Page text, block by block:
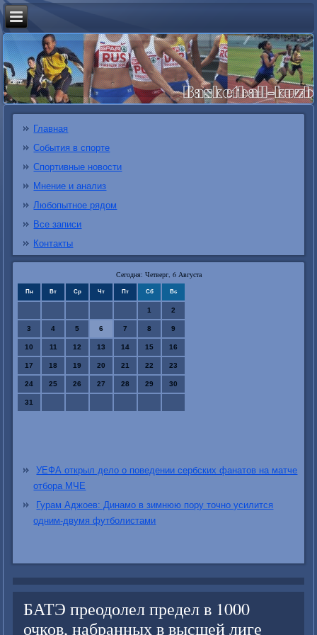
Главная
События в спорте
Спортивные новости
Мнение и анализ
Любопытное рядом
Все записи
Контакты
Сегодня: Четверг, 6 Августа
Пн Вт Ср Чт Пт Сб Вс
1 2
3 4 5 6 7 8 9
10 11 12 13 14 15 16
17 18 19 20 21 22 23
24 25 26 27 28 29 30
31
УЕФА открыл дело о поведении сербских фанатов на матче
отбора МЧЕ
Гурам Аджоев: Динамо в зимнюю пору точно усилится
одним-двумя футболистами
БАТЭ преодолел предел в 1000
очков, набранных в высшей лиге